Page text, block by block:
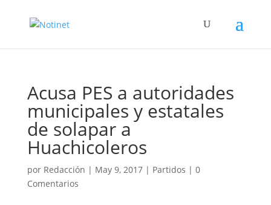
Acusa PES a autoridades
municipales y estatales
de solapar a
Huachicoleros
por Redacción | May 9, 2017| Partidos | 0
Comentarios